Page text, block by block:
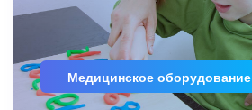
Медицинское оборудование